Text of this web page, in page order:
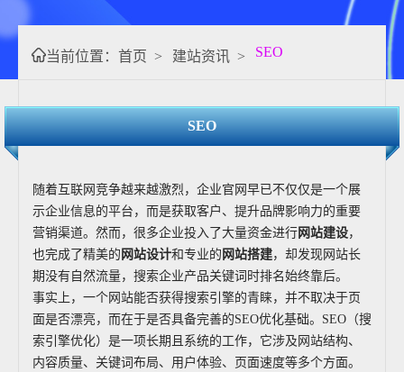
当前位置： 首页 > 建站资讯 > SEO
SEO
随着互联网竞争越来越激烈，企业官网早已不仅仅是一个展
示企业信息的平台，而是获取客户、提升品牌影响力的重要
营销渠道。然而，很多企业投入了大量资金进行网站建设，
也完成了精美的 网站设计和专业的 网站搭建，却发现网站长
期没有自然流量，搜索企业产品关键词时排名始终靠后。
事实上，一个网站能否获得搜索引擎的青睐，并不取决于页
面是否漂亮，而在于是否具备完善的SEO优化基础。SEO（搜
索引擎优化）是一项长期且系统的工作，它涉及网站结构、
内容质量、关键词布局、用户体验、页面速度等多个方面。